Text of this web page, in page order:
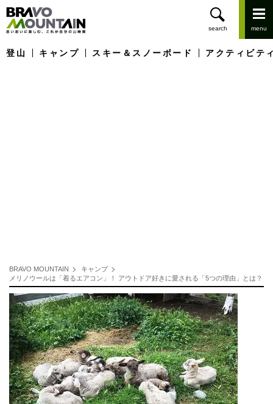
登山 キャンプ スキー＆スノーボード アクティビテ
BRAVO MOUNTAIN
キャンプ
メリノウールは「着るエアコン」！ アウトドア好きに愛される「5つの理由」とは？